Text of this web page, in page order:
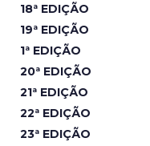
18ª EDIÇÃO
19ª EDIÇÃO
1ª EDIÇÃO
20ª EDIÇÃO
21ª EDIÇÃO
22ª EDIÇÃO
23ª EDIÇÃO